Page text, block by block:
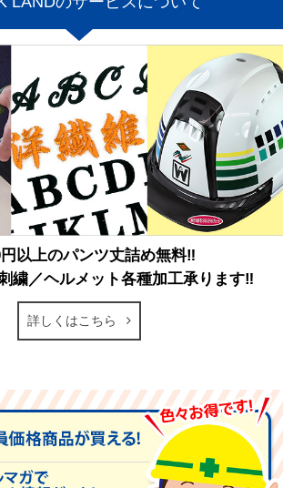
以上のパンツ丈詰め無料‼
繍／ヘルメット各種加工承ります‼
詳しくはこちら